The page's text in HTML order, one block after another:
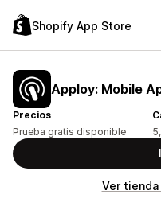
Shopify App Store
Apploy: Mobile
Precios
Prueba gratis disponible
Ver